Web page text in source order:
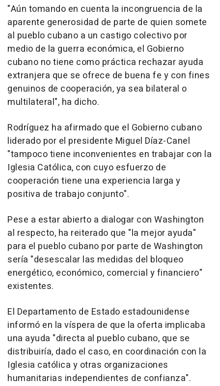
"Aún tomando en cuenta la incongruencia de la
aparente generosidad de parte de quien somete
al pueblo cubano a un castigo colectivo por
medio de la guerra económica, el Gobierno
cubano no tiene como práctica rechazar ayuda
extranjera que se ofrece de buena fe y con fines
genuinos de cooperación, ya sea bilateral o
multilateral", ha dicho.
Rodríguez ha afirmado que el Gobierno cubano
liderado por el presidente Miguel Díaz-Canel
"tampoco tiene inconvenientes en trabajar con la
Iglesia Católica, con cuyo esfuerzo de
cooperación tiene una experiencia larga y
positiva de trabajo conjunto".
Pese a estar abierto a dialogar con Washington
al respecto, ha reiterado que "la mejor ayuda"
para el pueblo cubano por parte de Washington
sería "desescalar las medidas del bloqueo
energético, económico, comercial y financiero"
existentes.
El Departamento de Estado estadounidense
informó en la víspera de que la oferta implicaba
una ayuda "directa al pueblo cubano, que se
distribuiría, dado el caso, en coordinación con la
Iglesia católica y otras organizaciones
humanitarias independientes de confianza".